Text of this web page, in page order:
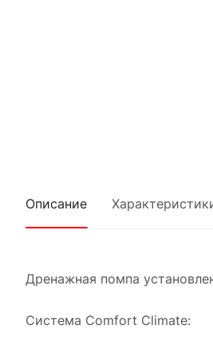
Описание
Дренажная помпа
Система Comfort Climate: